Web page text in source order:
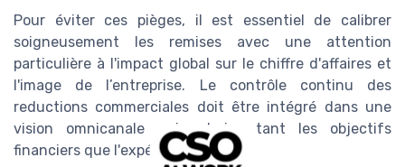
Pour éviter ces pièges, il est essentiel de calibrer
soigneusement les remises avec une attention
particulière à l'impact global sur le chiffre d'affaires et
l'image de l’entreprise. Le contrôle continu des
reductions commerciales doit être intégré dans une
vision omnicanale qui valorise tant les objectifs
financiers que l'expérience client.